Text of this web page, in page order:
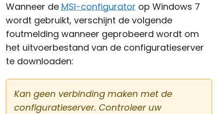
Wanneer de MSI-configurator op Windows 7
wordt gebruikt, verschijnt de volgende
foutmelding wanneer geprobeerd wordt om
het uitvoerbestand van de configuratieserver
te downloaden:
Kan geen verbinding maken met de
configuratieserver. Controleer uw